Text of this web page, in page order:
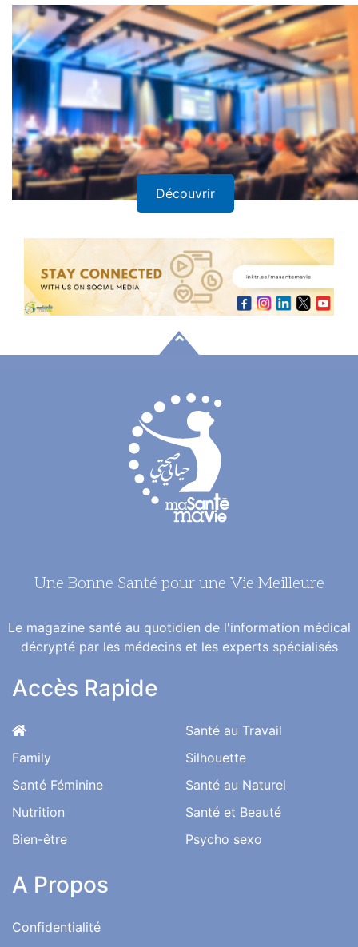
Découvrir
Une Bonne Santé pour une Vie Meilleure
Le magazine santé au quotidien de l'information médical
décrypté par les médecins et les experts spécialisés
Accès Rapide
Family
Santé Féminine
Nutrition
Bien-être
Santé au Travail
Silhouette
Santé au Naturel
Santé et Beauté
Psycho sexo
A Propos
Confidentialité